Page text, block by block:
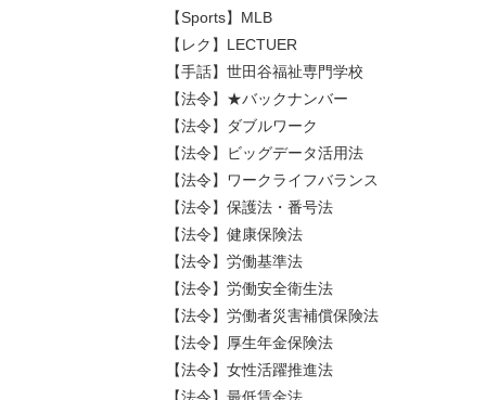
【Sports】MLB
【レク】LECTUER
【手話】世田谷福祉専門学校
【法令】★バックナンバー
【法令】ダブルワーク
【法令】ビッグデータ活用法
【法令】ワークライフバランス
【法令】保護法・番号法
【法令】健康保険法
【法令】労働基準法
【法令】労働安全衛生法
【法令】労働者災害補償保険法
【法令】厚生年金保険法
【法令】女性活躍推進法